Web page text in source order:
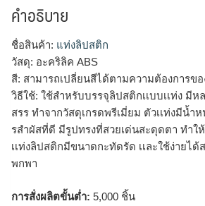
คำอธิบาย
ชื่อสินค้า: แท่งลิปสติก
วัสดุ: อะคริลิค ABS
สี: สามารถเปลี่ยนสีได้ตามความต้องการขอ
วิธีใช้: ใช้สำหรับบรรจุลิปสติกเเบบเเท่ง มี
สรร ทำจากวัสดุเกรดพรีเมี่ยม ตัวเเท่งมีน้ำ
รสำผัสที่ดี มีรูปทรงที่สวยเด่นสะดุดตา ทำใ
เเท่งลิปสติกมีขนาดกะทัดรัด เเละใช้ง่ายได้
พกพา
การสั่งผลิตขั้นต่ำ: 5,000 ชิ้น